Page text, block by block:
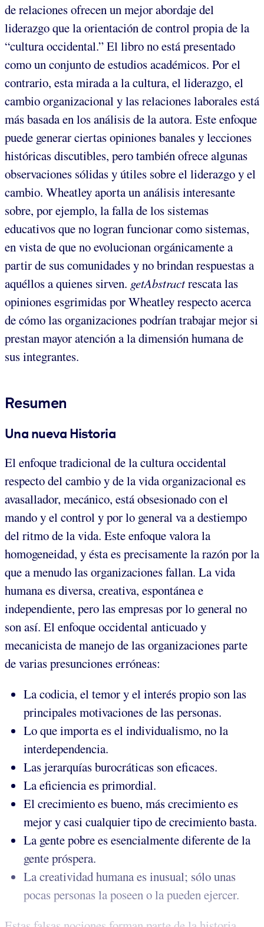
de relaciones ofrecen un mejor abordaje del
liderazgo que la orientación de control propia de la
“cultura occidental.” El libro no está presentado
como un conjunto de estudios académicos. Por el
contrario, esta mirada a la cultura, el liderazgo, el
cambio organizacional y las relaciones laborales está
más basada en los análisis de la autora. Este enfoque
puede generar ciertas opiniones banales y lecciones
históricas discutibles, pero también ofrece algunas
observaciones sólidas y útiles sobre el liderazgo y el
cambio. Wheatley aporta un análisis interesante
sobre, por ejemplo, la falla de los sistemas
educativos que no logran funcionar como sistemas,
en vista de que no evolucionan orgánicamente a
partir de sus comunidades y no brindan respuestas a
aquéllos a quienes sirven. getAbstractrescata las
opiniones esgrimidas por Wheatley respecto acerca
de cómo las organizaciones podrían trabajar mejor si
prestan mayor atención a la dimensión humana de
sus integrantes.
Resumen
Una nueva Historia
El enfoque tradicional de la cultura occidental
respecto del cambio y de la vida organizacional es
avasallador, mecánico, está obsesionado con el
mando y el control y por lo general va a destiempo
del ritmo de la vida. Este enfoque valora la
homogeneidad, y ésta es precisamente la razón por la
que a menudo las organizaciones fallan. La vida
humana es diversa, creativa, espontánea e
independiente, pero las empresas por lo general no
son así. El enfoque occidental anticuado y
mecanicista de manejo de las organizaciones parte
de varias presunciones erróneas:
La codicia, el temor y el interés propio son las
principales motivaciones de las personas.
Lo que importa es el individualismo, no la
interdependencia.
Las jerarquías burocráticas son eficaces.
La eficiencia es primordial.
El crecimiento es bueno, más crecimiento es
mejor y casi cualquier tipo de crecimiento basta.
La gente pobre es esencialmente diferente de la
gente próspera.
La creatividad humana es inusual; sólo unas
pocas personas la poseen o la pueden ejercer.